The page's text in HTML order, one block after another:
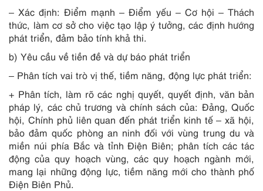
– Xác định: Điểm mạnh – Điểm yếu – Cơ hội – Thách
thức, làm cơ sở cho việc tạo lập ý tưởng, các định hướng
phát triển, đảm bảo tính khả thi.
b) Yêu cầu về tiền đề và dự báo phát triển
– Phân tích vai trò vị thế, tiềm năng, động lực phát triển:
+ Phân tích, làm rõ các nghị quyết, quyết định, văn bản
pháp lý, các chủ trương và chính sách của: Đảng, Quốc
hội, Chính phủ liên quan đến phát triển kinh tế – xã hội,
bảo đảm quốc phòng an ninh đối với vùng trung du và
miền núi phía Bắc và tỉnh Điện Biên; phân tích các tác
động của quy hoạch vùng, các quy hoạch ngành mới,
mang lại những động lực, tiềm năng mới cho thành phố
Điện Biên Phủ.